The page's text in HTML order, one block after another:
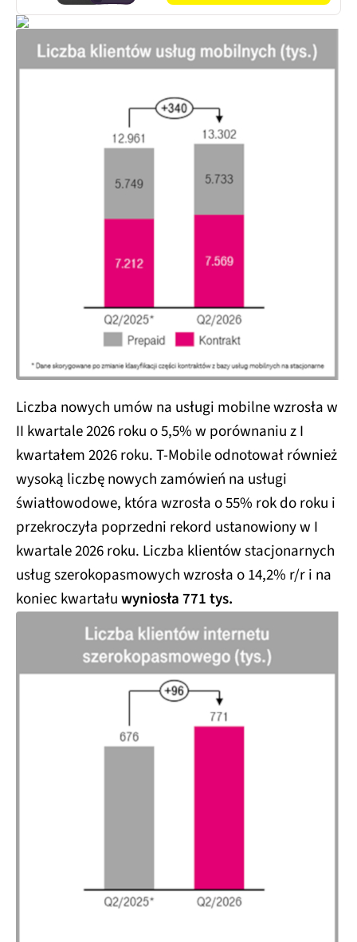
Liczba nowych umów na usługi mobilne wzrosła w
II kwartale 2026 roku o 5,5% w porównaniu z I
kwartałem 2026 roku. T-Mobile odnotował również
wysoką liczbę nowych zamówień na usługi
światłowodowe, która wzrosła o 55% rok do roku i
przekroczyła poprzedni rekord ustanowiony w I
kwartale 2026 roku. Liczba klientów stacjonarnych
usług szerokopasmowych wzrosła o 14,2% r/r i na
koniec kwartałuwyniosła 771 tys.